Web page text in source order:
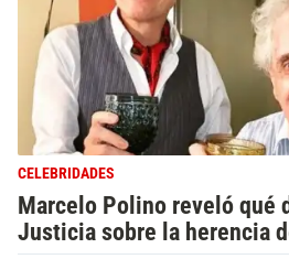
CELEBRIDADES
Marcelo Polino reveló qué
Justicia sobre la herencia